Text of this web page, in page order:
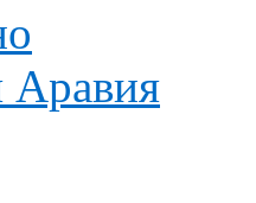
Аравия